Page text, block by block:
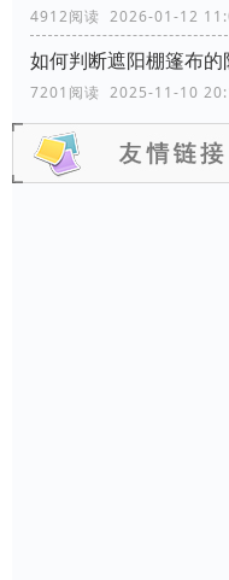
4912阅读 2026-01-12
如何判断遮阳棚篷布的
7201阅读 2025-11-10